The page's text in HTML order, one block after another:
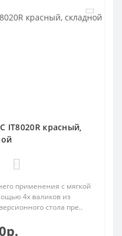
IT8020R красный,
применения с мягкой
4х валиков из
стола пре..